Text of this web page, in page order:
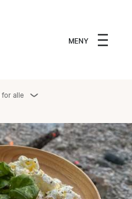
MENY
for alle